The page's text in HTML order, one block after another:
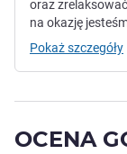
oraz
na okazję
Pokaż szczegóły
OCENA